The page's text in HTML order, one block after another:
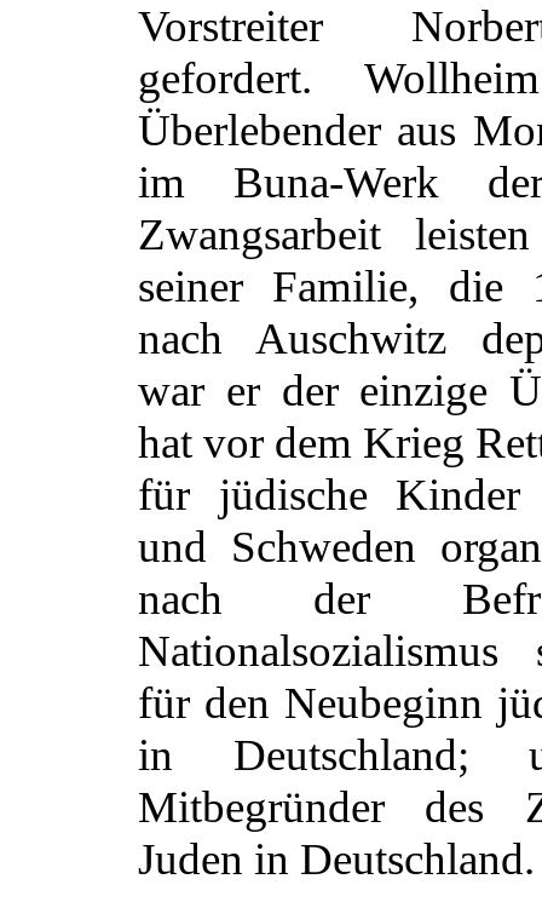
Vorstreiter
gefordert.
Überlebender aus
im Buna-Werk
Zwangsarbeit
seiner Familie,
nach Auschwitz
war er der einzige
hat vor dem Krieg
für jüdische Kinder
und Schweden
nach der
Nationalsozialismus
für den Neubeginn
in
Mitbegründer des
Juden in Deutschland.